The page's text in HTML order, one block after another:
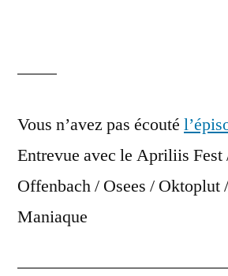
Vous n’avez pas écouté
Entrevue avec le Apriliis Fest
Offenbach / Osees / Oktoplut
Maniaque